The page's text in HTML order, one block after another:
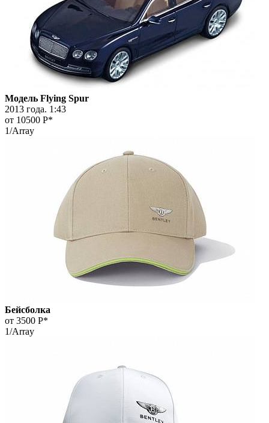
Модель Flying Spur
2013 года. 1:43
от 10500 Р*
1/Array
Бейсболка
от 3500 Р*
1/Array